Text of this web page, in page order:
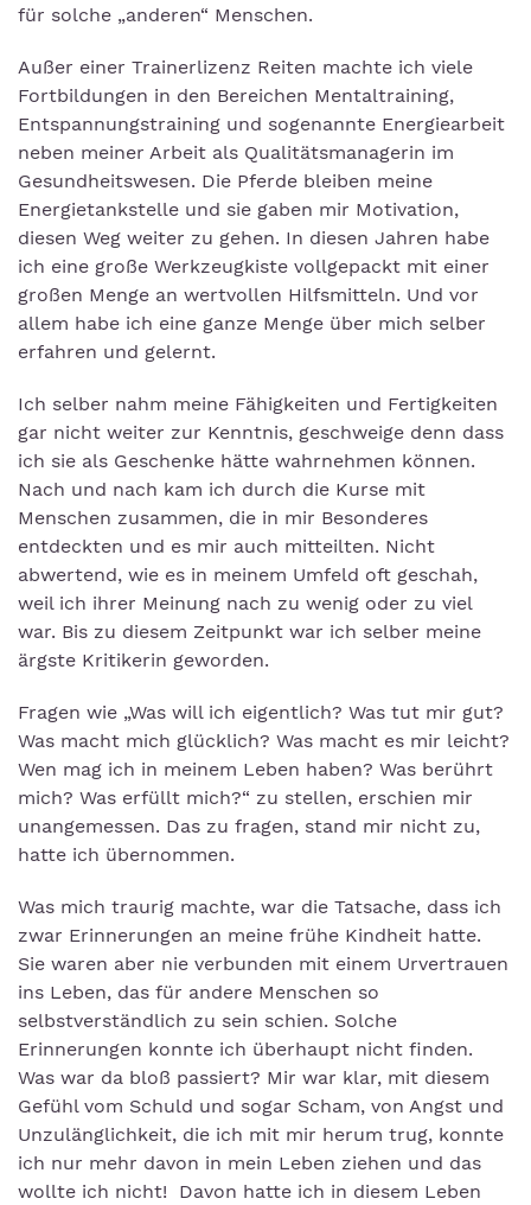
für solche „anderen“ Menschen.
Außer einer Trainerlizenz Reiten machte ich viele
Fortbildungen in den Bereichen Mentaltraining,
Entspannungstraining und sogenannte Energiearbeit
neben meiner Arbeit als Qualitätsmanagerin im
Gesundheitswesen. Die Pferde bleiben meine
Energietankstelle und sie gaben mir Motivation,
diesen Weg weiter zu gehen. In diesen Jahren habe
ich eine große Werkzeugkiste vollgepackt mit einer
großen Menge an wertvollen Hilfsmitteln. Und vor
allem habe ich eine ganze Menge über mich selber
erfahren und gelernt.
Ich selber nahm meine Fähigkeiten und Fertigkeiten
gar nicht weiter zur Kenntnis, geschweige denn dass
ich sie als Geschenke hätte wahrnehmen können.
Nach und nach kam ich durch die Kurse mit
Menschen zusammen, die in mir Besonderes
entdeckten und es mir auch mitteilten. Nicht
abwertend, wie es in meinem Umfeld oft geschah,
weil ich ihrer Meinung nach zu wenig oder zu viel
war. Bis zu diesem Zeitpunkt war ich selber meine
ärgste Kritikerin geworden.
Fragen wie „Was will ich eigentlich? Was tut mir gut?
Was macht mich glücklich? Was macht es mir leicht?
Wen mag ich in meinem Leben haben? Was berührt
mich? Was erfüllt mich?“ zu stellen, erschien mir
unangemessen. Das zu fragen, stand mir nicht zu,
hatte ich übernommen.
Was mich traurig machte, war die Tatsache, dass ich
zwar Erinnerungen an meine frühe Kindheit hatte.
Sie waren aber nie verbunden mit einem Urvertrauen
ins Leben, das für andere Menschen so
selbstverständlich zu sein schien. Solche
Erinnerungen konnte ich überhaupt nicht finden.
Was war da bloß passiert? Mir war klar, mit diesem
Gefühl vom Schuld und sogar Scham, von Angst und
Unzulänglichkeit, die ich mit mir herum trug, konnte
ich nur mehr davon in mein Leben ziehen und das
wollte ich nicht! Davon hatte ich in diesem Leben